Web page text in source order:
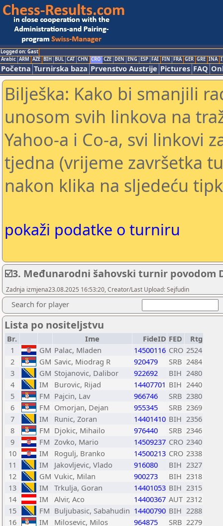
Logged on: Gast
Arabic ARM AZE BIH BUL CAT CHN CRO CZE DEN ENG ESP FAI FIN FRA GER GRE INA
Početna Turnirska baza Prvenstvo Austrije Pictures FAQ
Bilješka: Kako bi smanjili
unosom svih linkova na
Yahoo-a i Co-a, svi linkovi
tjedna (vrijeme završetka
nakon klika na sljedeću
pokaži podatke o turniru
☑️3. Međunarodni šahovski turnir povodom
Zadnja izmjena23.08.2025 16:53:20, Creator/Last Upload: Sejfudin
Search for player
Lista po nositeljstvu
Br. Ime FideID FED
Rtg
1
GM Palac, Mladen 14500116 CRO 2524
2
GM Savic, Miodrag R 920479 SRB 2484
3
GM Stojanovic, Dalibor 922692 BIH 2480
4
IM Burovic, Rijad 14407701 BIH 2440
5
FM Pajcin, Lav 966746 SRB 2380
6
FM Omorjan, Dejan 955345 SRB 2369
7
IM Runic, Zoran 14401410 BIH 2356
8
FM Djokic, Mihailo 976440 SRB 2346
9
FM Zovko, Mario 14509237 CRO 2340
10
IM Rogulj, Branko 14500213 CRO 2338
11
IM Jakovljevic, Vlado 916080 BIH 2327
12
GM Vukic, Milan 900273 BIH 2318
13
IM Trkulja, Goran 14401053 BIH 2315
14
IM Alvir, Aco 14400367 AUT 2312
15
FM Buljubasic, Sabahudin 14400790 BIH 2288
16
IM Milosevic, Milos 964875 SRB 2279